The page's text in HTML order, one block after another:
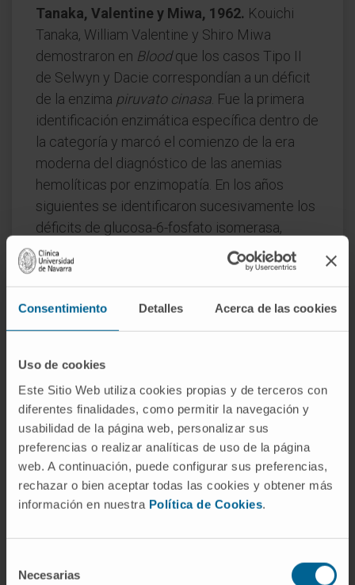
Consentimiento Detalles Acerca de las cookies
Uso de cookies
Este Sitio Web utiliza cookies propias y de terceros con
diferentes finalidades, como permitir la navegación y
usabilidad de la página web, personalizar sus
preferencias o realizar analíticas de uso de la página
web. A continuación, puede configurar sus preferencias,
rechazar o bien aceptar todas las cookies y obtener más
información en nuestra Política de Cookies.
Necesarias
Tanaka, Valentine y Miwa, 1962. Kouichi
Tanaka, William Valentine y Shiro Miwa
demostraron en Bloodque los casos Tipo II
de Selwyn y Dacie correspondían a un déficit
de la enzima piruvato cinasa . Fue la primera
identificación enzimática específica dentro de
la categoría y marcó el comienzo de la era
moderna del diagnóstico de las anemias
hemolíticas por enzimopatía. En los años
siguientes se identificaron sucesivamente los
déficits de glucosa-6-fosfato isomerasa,
hexocinasa, adenilato cinasa, pirimidina 5-
nucleotidasa y otros, hasta configurar el mapa
actual del grupo.
Las enzimopatías
frecuentes
Dentro de la anemia hemolítica no
esferocítica congénita, las enzimopatías se
agrupan según la vía metabólica afectada. El
hematíe, que carece de núcleo y de
mitocondrias, depende exclusivamente de la
pentosas fosfato para mantener su integridad
y su supervivencia. Los defectos enzimáticos